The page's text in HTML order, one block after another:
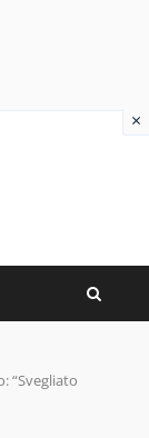
“Svegliato
×